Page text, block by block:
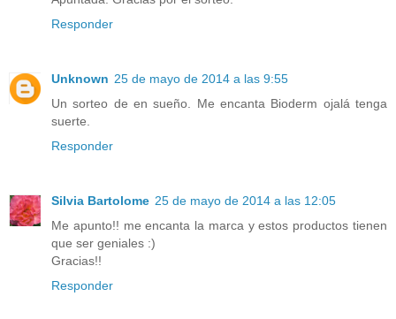
Responder
Unknown 25 de mayo de 2014 a las 9:55
Un sorteo de en sueño. Me encanta Bioderm ojalá tenga
suerte.
Responder
Silvia Bartolome 25 de mayo de 2014 a las 12:05
Me apunto!! me encanta la marca y estos productos tienen
que ser geniales :)
Gracias!!
Responder